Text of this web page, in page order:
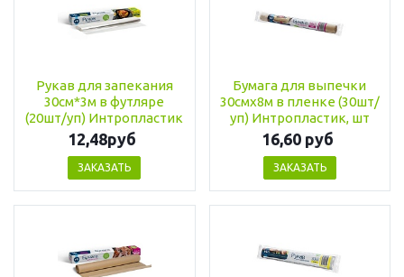
Рукав для запекания
30см*3м в футляре
(20шт/уп) Интропластик
12,48руб
ЗАКАЗАТЬ
Бумага для выпечки
30смх8м в пленке (30шт/
уп) Интропластик, шт
16,60 руб
ЗАКАЗАТЬ